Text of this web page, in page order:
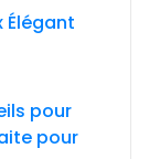
Élégant
pour
pour